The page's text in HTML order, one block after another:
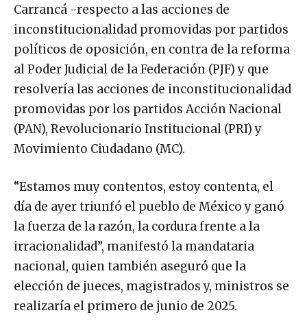
Carrancá -respecto a las acciones de
inconstitucionalidad promovidas por partidos
políticos de oposición, en contra de la reforma
al Poder Judicial de la Federación (PJF) y que
resolvería las acciones de inconstitucionalidad
promovidas por los partidos Acción Nacional
(PAN), Revolucionario Institucional (PRI) y
Movimiento Ciudadano (MC).
“Estamos muy contentos, estoy contenta, el
día de ayer triunfó el pueblo de México y ganó
la fuerza de la razón, la cordura frente a la
irracionalidad”, manifestó la mandataria
nacional, quien también aseguró que la
elección de jueces, magistrados y, ministros se
realizaría el primero de junio de 2025.